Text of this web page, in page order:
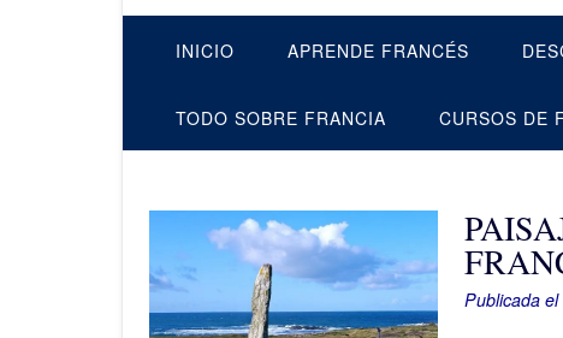
INICIO APRENDE FRANCÉS
TODO SOBRE FRANCIA CURSOS DE
Publicada el